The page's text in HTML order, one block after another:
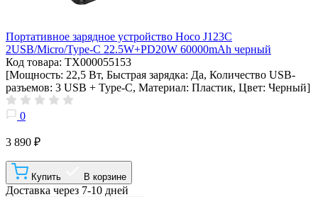
Портативное зарядное устройство Hoco J123C
2USB/Micro/Type-C 22.5W+PD20W 60000mAh черный
Код товара: ТХ000055153
[Мощность: 22,5 Вт, Быстрая зарядка: Да, Количество USB-
разъемов: 3 USB + Type-C, Материал: Пластик, Цвет: Черный]
0
3 890 ₽
Купить В корзине
Доставка через 7-10 дней